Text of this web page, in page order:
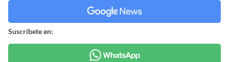
Suscríbete en: